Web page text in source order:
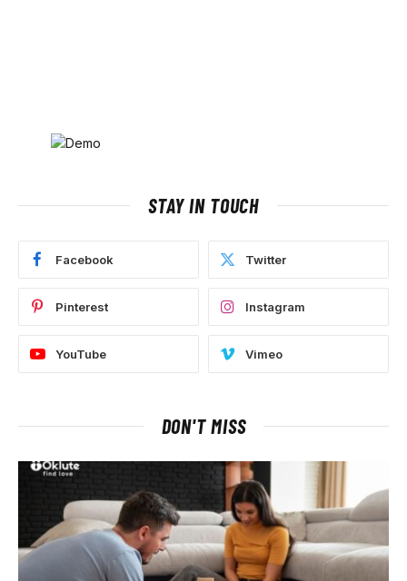
STAY IN TOUCH
Facebook Twitter
Pinterest Instagram
YouTube Vimeo
DON'T MISS